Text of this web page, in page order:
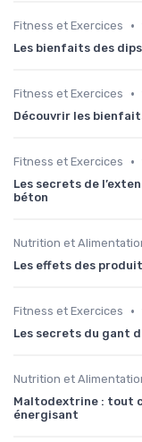
Fitness et Exercices •
Les bienfaits des
Fitness et Exercices •
Découvrir les
Fitness et Exercices •
Les secrets de
béton
Nutrition et
Les effets des
Fitness et Exercices •
Les secrets du gant
Nutrition et
Maltodextrine : tout
énergisant